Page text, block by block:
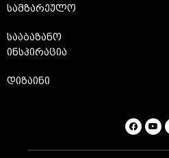
სამზარეულო
სააბაზანო
ინსპირაცია
დიზაინი